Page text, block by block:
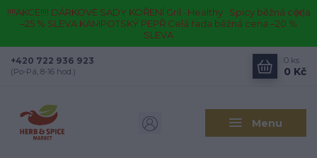
!!!!AKCE!!!! DÁRKOVÉ SADY KOŘENÍ Gril · Healthy · Spicy běžná cena
–25 % SLEVA KAMPOTSKÝ PEPŘ Celá řada běžná cena –20 %
SLEVA
Menu
+420 722 936 923
(Po-Pá, 8-16 hod.)
0 ks
0 Kč